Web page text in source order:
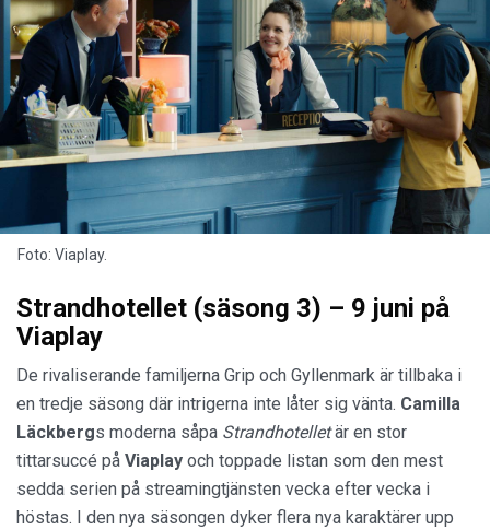
Foto: Viaplay.
Strandhotellet (säsong 3) – 9 juni på
Viaplay
De rivaliserande familjerna Grip och Gyllenmark är tillbaka i
en tredje säsong där intrigerna inte låter sig vänta. Camilla
Läckbergs moderna såpa Strandhotelletär en stor
tittarsuccé på Viaplay och toppade listan som den mest
sedda serien på streamingtjänsten vecka efter vecka i
höstas. I den nya säsongen dyker flera nya karaktärer upp